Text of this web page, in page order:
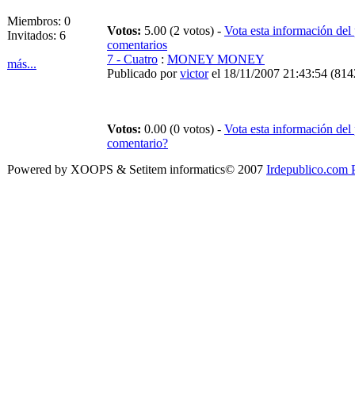
Miembros: 0
Invitados: 6
más...
Votos: 5.00 (2 votos) - Vota esta información del
comentarios
7 - Cuatro : MONEY MONEY
Publicado porvictor el 18/11/2007 21:43:54 (
Votos: 0.00 (0 votos) - Vota esta información del
comentario?
Powered by XOOPS & Setitem informatics© 2007 Irdepublico.com